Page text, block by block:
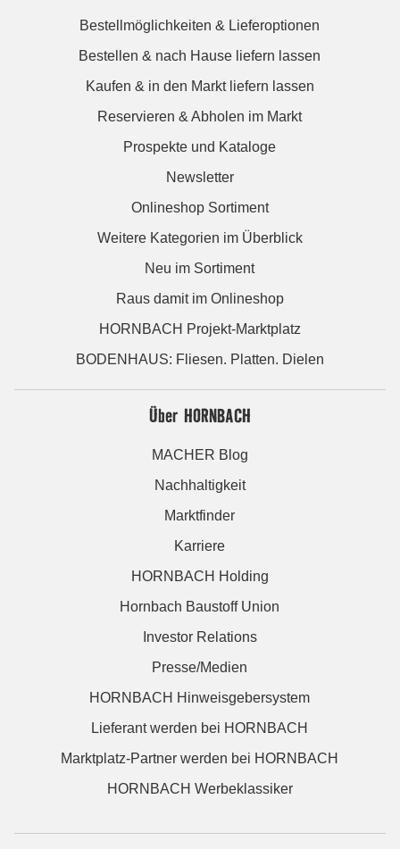
Bestellmöglichkeiten & Lieferoptionen
Bestellen & nach Hause liefern lassen
Kaufen & in den Markt liefern lassen
Reservieren & Abholen im Markt
Prospekte und Kataloge
Newsletter
Onlineshop Sortiment
Weitere Kategorien im Überblick
Neu im Sortiment
Raus damit im Onlineshop
HORNBACH Projekt-Marktplatz
BODENHAUS: Fliesen. Platten. Dielen
Über HORNBACH
MACHER Blog
Nachhaltigkeit
Marktfinder
Karriere
HORNBACH Holding
Hornbach Baustoff Union
Investor Relations
Presse/Medien
HORNBACH Hinweisgebersystem
Lieferant werden bei HORNBACH
Marktplatz-Partner werden bei HORNBACH
HORNBACH Werbeklassiker